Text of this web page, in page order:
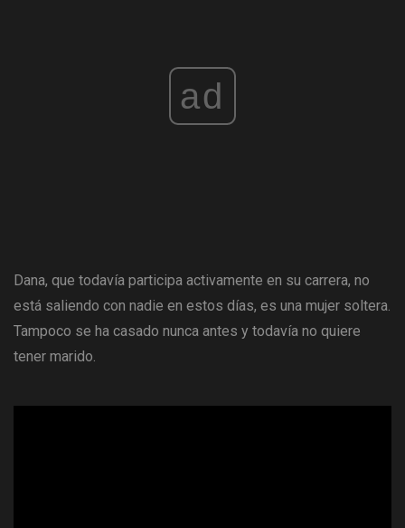
ad
Dana, que todavía participa activamente en su carrera, no
está saliendo con nadie en estos días, es una mujer soltera.
Tampoco se ha casado nunca antes y todavía no quiere
tener marido.